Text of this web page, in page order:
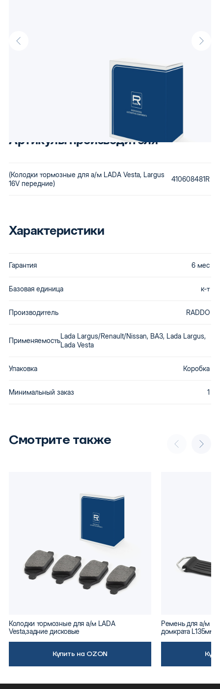
Колодки тормозные для а/м LADA Vesta, Largus 16V передние от
автокомпонентами. Низкая стоимость сохраняется за счет
использования бюджетного сырья и вторичной переработки
Артикулы производителя
(Колодки тормозные для а/м LADA Vesta, Largus
16V передние)
410608481R
Характеристики
Гарантия 6 мес
Базовая единица к-т
Производитель RADDO
Применяемость
Lada Largus/Renault/Nissan, ВАЗ, Lada Largus,
Lada Vesta
Упаковка Коробка
Минимальный заказ 1
Смотрите также
Колодки тормозные для а/м LADA
Vesta,задние дисковые
Купить на OZON
Ремень для а/м
домкрата L135мм